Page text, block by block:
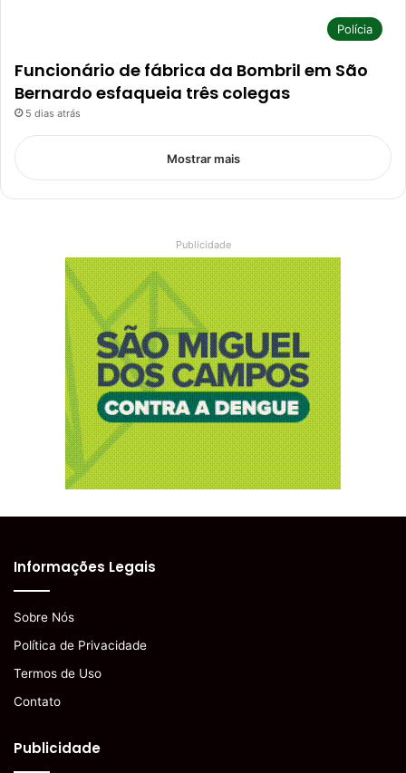
Polícia
Funcionário de fábrica da Bombril em São
Bernardo esfaqueia três colegas
5 dias atrás
Mostrar mais
Publicidade
Informações Legais
Sobre Nós
Política de Privacidade
Termos de Uso
Contato
Publicidade